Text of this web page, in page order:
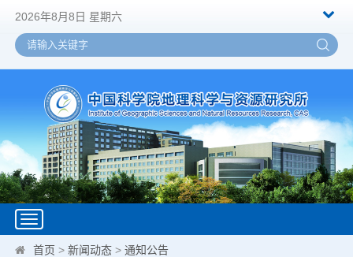
2026年8月8日 星期六
Toggle
navigation
首页 >新闻动态 >通知公告